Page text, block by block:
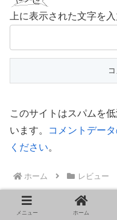
上に表示された文字を
このサイトはスパムを
います。
コメントデー
ください。
ホーム レビュー
メニュー ホーム